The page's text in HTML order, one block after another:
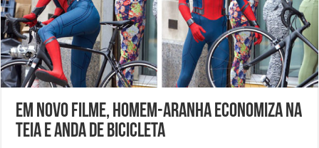
Em novo filme, Homem-Aranha economiza na
teia e anda de bicicleta